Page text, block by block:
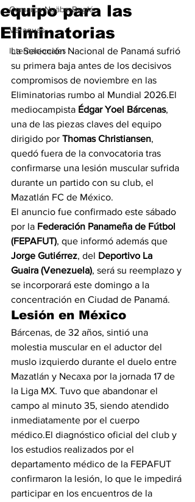
Comarca Ngäbe-Buglé
Veraguas
Internacionales
equipo para las
Eliminatorias
La Selección Nacional de Panamá sufrió
su primera baja antes de los decisivos
compromisos de noviembre en las
Eliminatorias rumbo al Mundial 2026.El
mediocampista Édgar Yoel Bárcenas,
una de las piezas claves del equipo
dirigido por Thomas Christiansen,
quedó fuera de la convocatoria tras
confirmarse una lesión muscular sufrida
durante un partido con su club, el
Mazatlán FC de México.
El anuncio fue confirmado este sábado
por la Federación Panameña de Fútbol
(FEPAFUT), que informó además que
Jorge Gutiérrez, del Deportivo La
Guaira (Venezuela), será su reemplazo y
se incorporará este domingo a la
concentración en Ciudad de Panamá.
Lesión en México
Bárcenas, de 32 años, sintió una
molestia muscular en el aductor del
muslo izquierdo durante el duelo entre
Mazatlán y Necaxa por la jornada 17 de
la Liga MX. Tuvo que abandonar el
campo al minuto 35, siendo atendido
inmediatamente por el cuerpo
médico.El diagnóstico oficial del club y
los estudios realizados por el
departamento médico de la FEPAFUT
confirmaron la lesión, lo que le impedirá
participar en los encuentros de la